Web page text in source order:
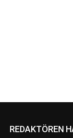
REDAKTÖREN